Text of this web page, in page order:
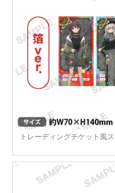
トレーディングチケット風